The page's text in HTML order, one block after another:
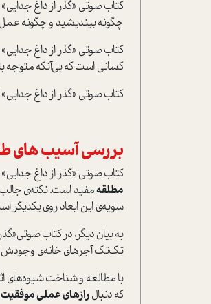
کتاب صوتي «گذر از داغ
چگونه بينديشيد و چگونه
کتاب صوتي «گذر از داغ
کساني است که بي‌آنکه متوجه
کتاب صوتي «گذر از داغ
بررسي آسيب هاي
کتاب صوتي «گذر از داغ
مطلقهمفيد است. نکته‌ي
سويه‌ي اين ابعاد روي يکديگر
به بيان ديگر، در کتاب
تک‌تک آجرهاي خانه‌ي وجودش که
با مطالعه‌ و شناخت شيوه‌هاي
که دنبالرازهاي عملي موفقيت